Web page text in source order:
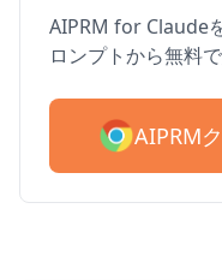
AIPRM for Claude
ロンプトから無料
AIPRM